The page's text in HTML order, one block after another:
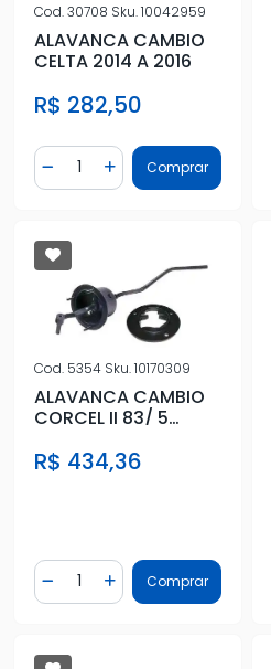
Cod.30708 Sku.10042959
ALAVANCA CAMBIO
CELTA 2014 A 2016
R$ 282,50
Diminuir Quantidade
Quantidade
Adicionar Quantidade
Comprar
Cod. 5354 Sku.10170309
ALAVANCA CAMBIO
CORCEL II 83/ 5
COMPLETO
R$ 434,36
Diminuir Quantidade
Quantidade
Adicionar Quantidade
Comprar